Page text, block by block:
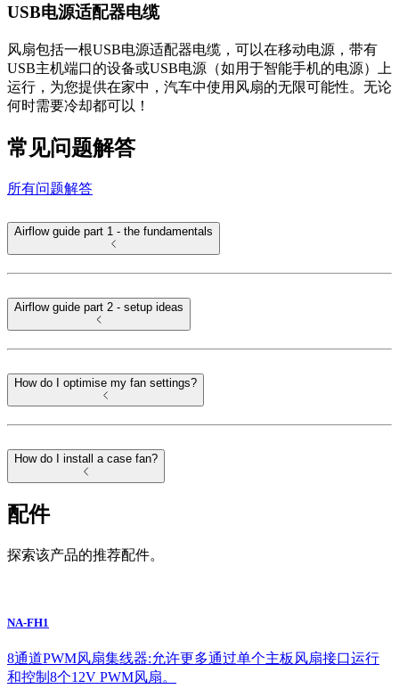
USB电源适配器电缆
风扇包括一根USB电源适配器电缆，可以在移动电源，带有
USB主机端口的设备或USB电源（如用于智能手机的电源）上
运行，为您提供在家中，汽车中使用风扇的无限可能性。无论
何时需要冷却都可以！
常见问题解答
所有问题解答
Airflow guide part 1 - the fundamentals
Airflow guide part 2 - setup ideas
How do I optimise my fan settings?
How do I install a case fan?
配件
探索该产品的推荐配件。
NA-FH1
8通道PWM风扇集线器:允许更多通过单个主板风扇接口运行
和控制8个12V PWM风扇。